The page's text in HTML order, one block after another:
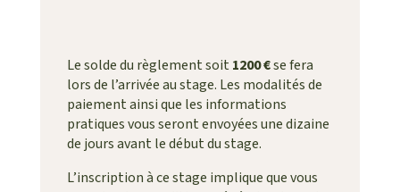
Le solde du règlement soit 1200 €se fera
lors de l’arrivée au stage. Les modalités de
paiement ainsi que les informations
pratiques vous seront envoyées une dizaine
de jours avant le début du stage.
L’inscription à ce stage implique que vous